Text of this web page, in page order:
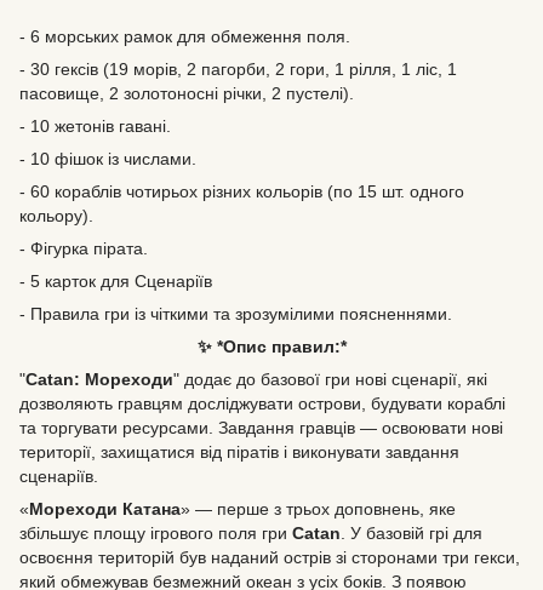
- 6 морських рамок для обмеження поля.
- 30 гексів (19 морів, 2 пагорби, 2 гори, 1 рілля, 1 ліс, 1
пасовище, 2 золотоносні річки, 2 пустелі).
- 10 жетонів гавані.
- 10 фішок із числами.
- 60 кораблів чотирьох різних кольорів (по 15 шт. одного
кольору).
- Фігурка пірата.
- 5 карток для Сценаріїв
- Правила гри із чіткими та зрозумілими поясненнями.
✨ *Опис правил:*
"Catan: Мореходи" додає до базової гри нові сценарії, які
дозволяють гравцям досліджувати острови, будувати кораблі
та торгувати ресурсами. Завдання гравців — освоювати нові
території, захищатися від піратів і виконувати завдання
сценаріїв.
«Мореходи Катана» — перше з трьох доповнень, яке
збільшує площу ігрового поля гри Catan . У базовій грі для
освоєння територій був наданий острів зі сторонами три гекси,
який обмежував безмежний океан з усіх боків. З появою